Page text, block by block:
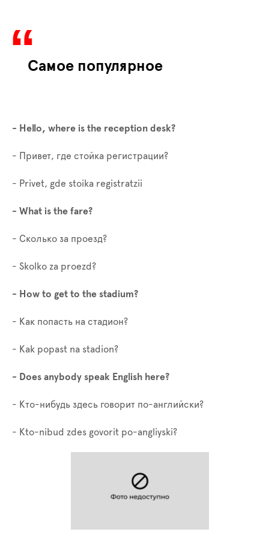
Самое популярное
- Hello, where is the reception desk?
- Привет, где стойка регистрации?
- Privet, gde stoika registratzii
- What is the fare?
- Сколько за проезд?
- Skolko za proezd?
- How to get to the stadium?
- Как попасть на стадион?
- Kak popast na stadion?
- Does anybody speak English here?
- Кто-нибудь здесь говорит по-английски?
- Kto-nibud zdes govorit po-angliyski?